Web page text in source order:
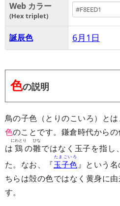
Web カラー
Hex triplet
誕辰色 6月1日
色の説明
鳥の子色（とりのこいろ）とは
色のことです。鎌倉時代から
は 鶏
にわとり
の雛
ひな
ではなく玉子を指し
た。なお、『玉子色
たまごいろ
』という
ちらは殻の色ではなく黄身に
す。